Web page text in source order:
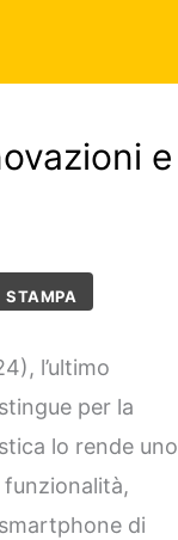
e
STAMPA
l’ultimo
per la
lo rende uno
di